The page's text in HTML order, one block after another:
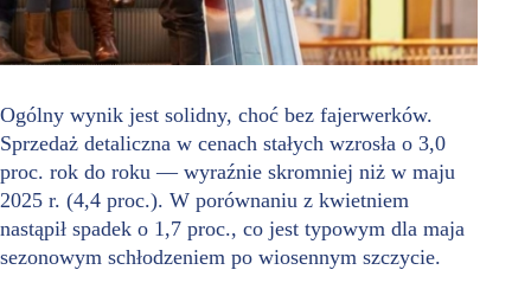
Ogólny wynik jest solidny, choć bez fajerwerków.
Sprzedaż detaliczna w cenach stałych wzrosła o 3,0
proc. rok do roku — wyraźnie skromniej niż w maju
2025 r. (4,4 proc.). W porównaniu z kwietniem
nastąpił spadek o 1,7 proc., co jest typowym dla maja
sezonowym schłodzeniem po wiosennym szczycie.